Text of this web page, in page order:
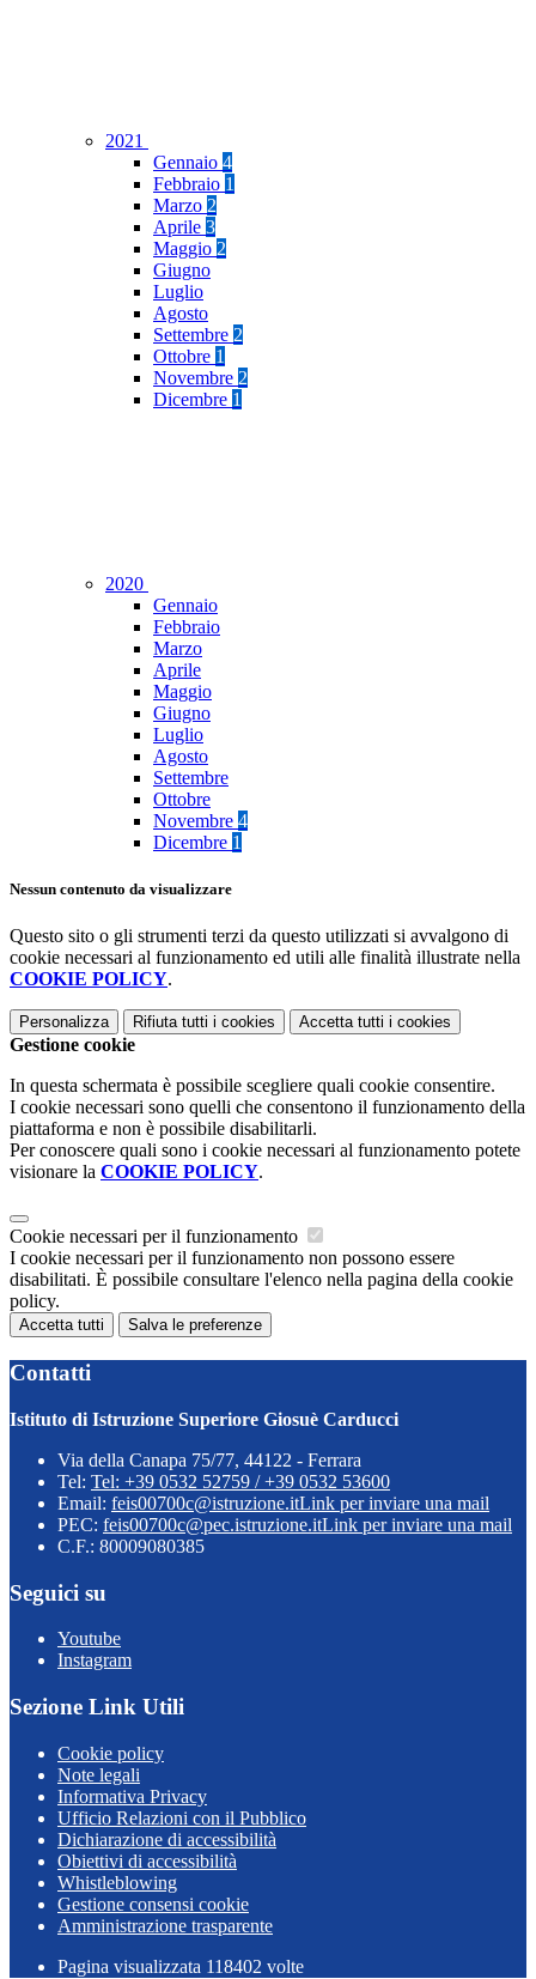
2021
Gennaio 4
Febbraio 1
Marzo 2
Aprile 3
Maggio 2
Giugno
Luglio
Agosto
Settembre 2
Ottobre 1
Novembre 2
Dicembre 1
2020
Gennaio
Febbraio
Marzo
Aprile
Maggio
Giugno
Luglio
Agosto
Settembre
Ottobre
Novembre 4
Dicembre 1
Nessun contenuto da visualizzare
Questo sito o gli strumenti terzi da questo utilizzati si avvalgono di
cookie necessari al funzionamento ed utili alle finalità illustrate nella
COOKIE POLICY.
Personalizza Rifiuta tutti i cookies Accetta tutti i cookies
Gestione cookie
In questa schermata è possibile scegliere quali cookie consentire.
I cookie necessari sono quelli che consentono il funzionamento della
piattaforma e non è possibile disabilitarli.
Per conoscere quali sono i cookie necessari al funzionamento potete
visionare la COOKIE POLICY.
Cookie necessari per il funzionamento
I cookie necessari per il funzionamento non possono essere
disabilitati. È possibile consultare l'elenco nella pagina della cookie
policy.
Accetta tutti Salva le preferenze
Contatti
Istituto di Istruzione Superiore Giosuè Carducci
Via della Canapa 75/77, 44122 - Ferrara
Tel: Tel: +39 0532 52759 / +39 0532 53600
Email: feis00700c@istruzione.itLink per inviare una mail
PEC: feis00700c@pec.istruzione.itLink per inviare una mail
C.F.: 80009080385
Seguici su
Youtube
Instagram
Sezione Link Utili
Cookie policy
Note legali
Informativa Privacy
Ufficio Relazioni con il Pubblico
Dichiarazione di accessibilità
Obiettivi di accessibilità
Whistleblowing
Gestione consensi cookie
Amministrazione trasparente
Pagina visualizzata 118402 volte